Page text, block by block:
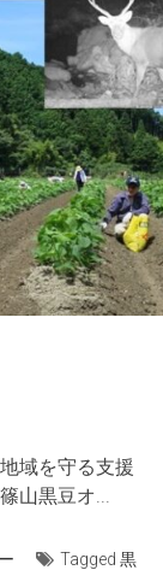
域を守る支援
山黒豆オ...
Tagged 黒